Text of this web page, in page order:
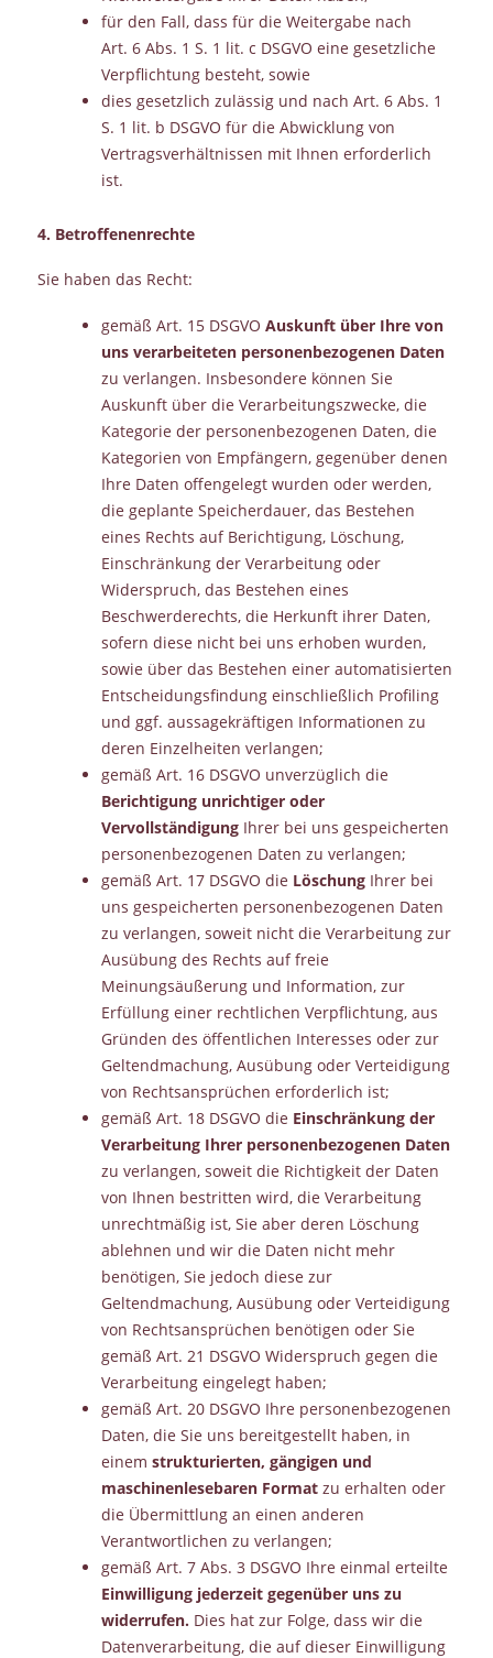
für den Fall, dass für die Weitergabe nach
Art. 6 Abs. 1 S. 1 lit. c DSGVO eine gesetzliche
Verpflichtung besteht, sowie
dies gesetzlich zulässig und nach Art. 6 Abs. 1
S. 1 lit. b DSGVO für die Abwicklung von
Vertragsverhältnissen mit Ihnen erforderlich
ist.
4. Betroffenenrechte
Sie haben das Recht:
gemäß Art. 15 DSGVO Auskunft über Ihre von
uns verarbeiteten personenbezogenen Daten
zu verlangen. Insbesondere können Sie
Auskunft über die Verarbeitungszwecke, die
Kategorie der personenbezogenen Daten, die
Kategorien von Empfängern, gegenüber denen
Ihre Daten offengelegt wurden oder werden,
die geplante Speicherdauer, das Bestehen
eines Rechts auf Berichtigung, Löschung,
Einschränkung der Verarbeitung oder
Widerspruch, das Bestehen eines
Beschwerderechts, die Herkunft ihrer Daten,
sofern diese nicht bei uns erhoben wurden,
sowie über das Bestehen einer automatisierten
Entscheidungsfindung einschließlich Profiling
und ggf. aussagekräftigen Informationen zu
deren Einzelheiten verlangen;
gemäß Art. 16 DSGVO unverzüglich die
Berichtigung unrichtiger oder
VervollständigungIhrer bei uns gespeicherten
personenbezogenen Daten zu verlangen;
gemäß Art. 17 DSGVO die LöschungIhrer bei
uns gespeicherten personenbezogenen Daten
zu verlangen, soweit nicht die Verarbeitung zur
Ausübung des Rechts auf freie
Meinungsäußerung und Information, zur
Erfüllung einer rechtlichen Verpflichtung, aus
Gründen des öffentlichen Interesses oder zur
Geltendmachung, Ausübung oder Verteidigung
von Rechtsansprüchen erforderlich ist;
gemäß Art. 18 DSGVO die Einschränkung der
Verarbeitung Ihrer personenbezogenen Daten
zu verlangen, soweit die Richtigkeit der Daten
von Ihnen bestritten wird, die Verarbeitung
unrechtmäßig ist, Sie aber deren Löschung
ablehnen und wir die Daten nicht mehr
benötigen, Sie jedoch diese zur
Geltendmachung, Ausübung oder Verteidigung
von Rechtsansprüchen benötigen oder Sie
gemäß Art. 21 DSGVO Widerspruch gegen die
Verarbeitung eingelegt haben;
gemäß Art. 20 DSGVO Ihre personenbezogenen
Daten, die Sie uns bereitgestellt haben, in
einem strukturierten, gängigen und
maschinenlesebaren Formatzu erhalten oder
die Übermittlung an einen anderen
Verantwortlichen zu verlangen;
gemäß Art. 7 Abs. 3 DSGVO Ihre einmal erteilte
Einwilligung jederzeit gegenüber uns zu
widerrufen. Dies hat zur Folge, dass wir die
Datenverarbeitung, die auf dieser Einwilligung